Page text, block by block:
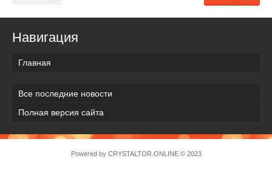
Навигация
Главная
Все последние новости
Полная версия сайта
Powered by CRYSTALTOR.ONLINE© 2023